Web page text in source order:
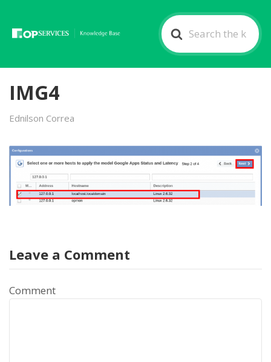
Search
For
IMG4
Ednilson Correa
Leave a Comment
Comment